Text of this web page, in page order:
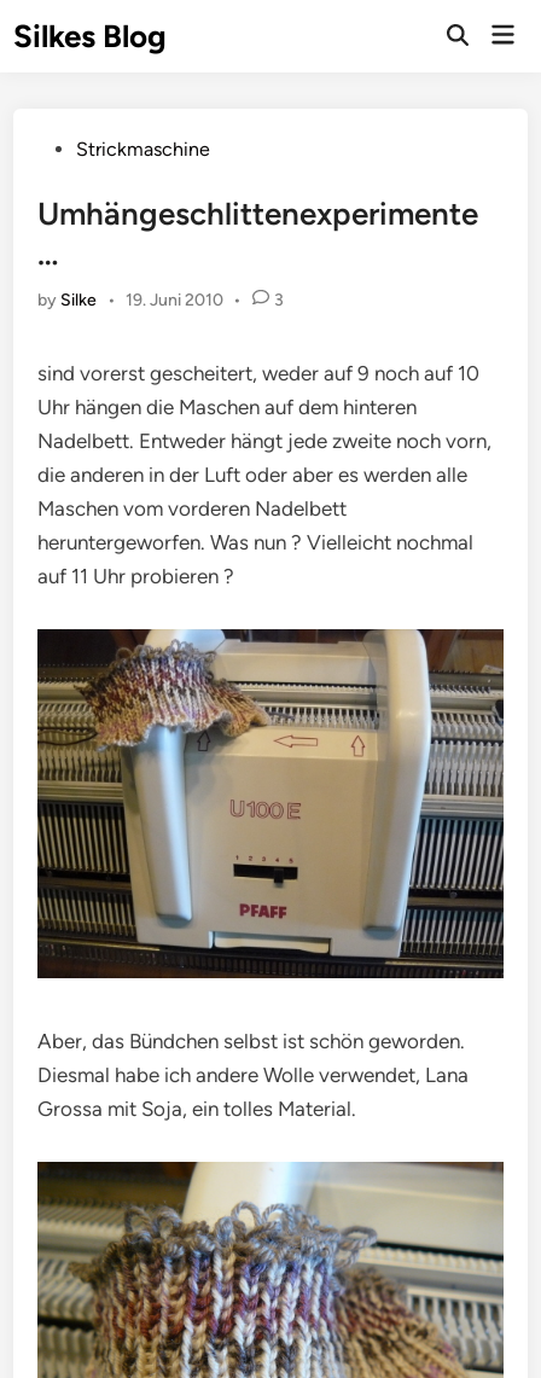
toSilkes Blog
PostedStrickmaschine
Umhängeschlittenexperimente
…
by Silke • 19. Juni 2010 • 3
sind vorerst gescheitert, weder auf 9 noch auf 10
Uhr hängen die Maschen auf dem hinteren
Nadelbett. Entweder hängt jede zweite noch vorn,
die anderen in der Luft oder aber es werden alle
Maschen vom vorderen Nadelbett
heruntergeworfen. Was nun ? Vielleicht nochmal
auf 11 Uhr probieren ?
Aber, das Bündchen selbst ist schön geworden.
Diesmal habe ich andere Wolle verwendet, Lana
Grossa mit Soja, ein tolles Material.